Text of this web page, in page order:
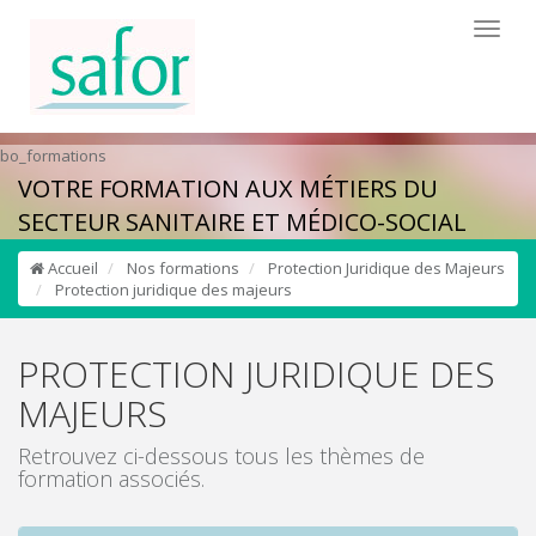
bo_formations
VOTRE FORMATION AUX MÉTIERS DU
SECTEUR SANITAIRE ET MÉDICO-SOCIAL
Accueil Nos formations
Protection Juridique des Majeurs
Protection juridique des majeurs
PROTECTION JURIDIQUE DES
MAJEURS
Retrouvez ci-dessous tous les thèmes de
formation associés.